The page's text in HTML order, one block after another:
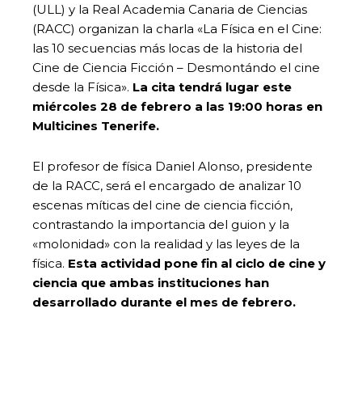
(ULL) y la Real Academia Canaria de Ciencias
(RACC) organizan la charla «La Física en el Cine:
las 10 secuencias más locas de la historia del
Cine de Ciencia Ficción – Desmontándo el cine
desde la Física». La cita tendrá lugar este
miércoles 28 de febrero a las 19:00 horas en
Multicines Tenerife.
El profesor de física Daniel Alonso, presidente
de la RACC, será el encargado de analizar 10
escenas míticas del cine de ciencia ficción,
contrastando la importancia del guion y la
«molonidad» con la realidad y las leyes de la
física. Esta actividad pone fin al ciclo de cine y
ciencia que ambas instituciones han
desarrollado durante el mes de febrero.